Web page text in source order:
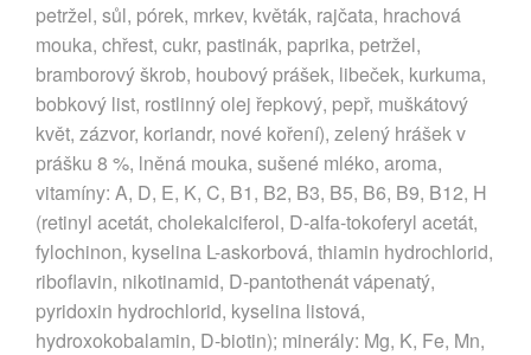
petržel, sůl, pórek, mrkev, květák, rajčata, hrachová
mouka, chřest, cukr, pastinák, paprika, petržel,
bramborový škrob, houbový prášek, libeček, kurkuma,
bobkový list, rostlinný olej řepkový, pepř, muškátový
květ, zázvor, koriandr, nové koření), zelený hrášek v
prášku 8 %, lněná mouka, sušené mléko, aroma,
vitamíny: A, D, E, K, C, B1, B2, B3, B5, B6, B9, B12, H
(retinyl acetát, cholekalciferol, D-alfa-tokoferyl acetát,
fylochinon, kyselina L-askorbová, thiamin hydrochlorid,
riboflavin, nikotinamid, D-pantothenát vápenatý,
pyridoxin hydrochlorid, kyselina listová,
hydroxokobalamin, D-biotin); minerály: Mg, K, Fe, Mn,